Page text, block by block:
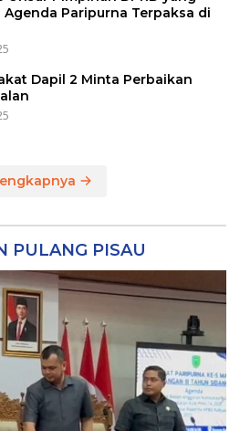
Agenda Paripurna Terpaksa di
Dapil 2 Minta Perbaikan
PULANG PISAU